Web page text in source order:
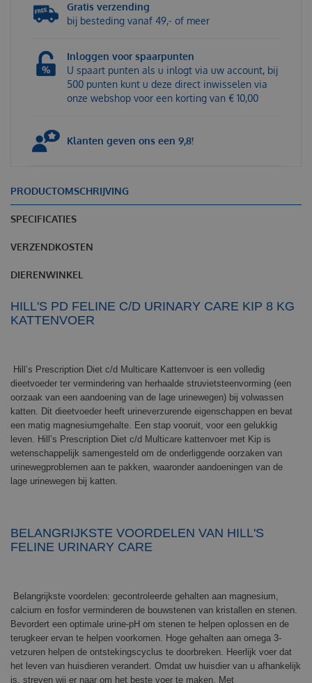
Gratis verzending
bij besteding vanaf 49,- of meer
Inloggen voor spaarpunten
U spaart punten als u inlogt via uw account, bij
500 punten kunt u deze direct inwisselen via
onze webshop voor een korting van € 10,00
Klanten geven ons een 9,8!
PRODUCTOMSCHRIJVING
SPECIFICATIES
VERZENDKOSTEN
DIERENWINKEL
HILL'S PD FELINE C/D URINARY CARE KIP 8 KG
KATTENVOER
Hill’s Prescription Diet c/d Multicare Kattenvoer is een volledig
dieetvoeder ter vermindering van herhaalde struvietsteenvorming (een
oorzaak van een aandoening van de lage urinewegen) bij volwassen
katten. Dit dieetvoeder heeft urineverzurende eigenschappen en bevat
een matig magnesiumgehalte. Een stap vooruit, voor een gelukkig
leven. Hill’s Prescription Diet c/d Multicare kattenvoer met Kip is
wetenschappelijk samengesteld om de onderliggende oorzaken van
urinewegproblemen aan te pakken, waaronder aandoeningen van de
lage urinewegen bij katten.
BELANGRIJKSTE VOORDELEN VAN HILL'S
FELINE URINARY CARE
Belangrijkste voordelen: gecontroleerde gehalten aan magnesium,
calcium en fosfor verminderen de bouwstenen van kristallen en stenen.
Bevordert een optimale urine-pH om stenen te helpen oplossen en de
terugkeer ervan te helpen voorkomen. Hoge gehalten aan omega 3-
vetzuren helpen de ontstekingscyclus te doorbreken. Heerlijk voer dat
het leven van huisdieren verandert. Omdat uw huisdier van u afhankelijk
is, streven wij er naar om het beste voer te maken. Met